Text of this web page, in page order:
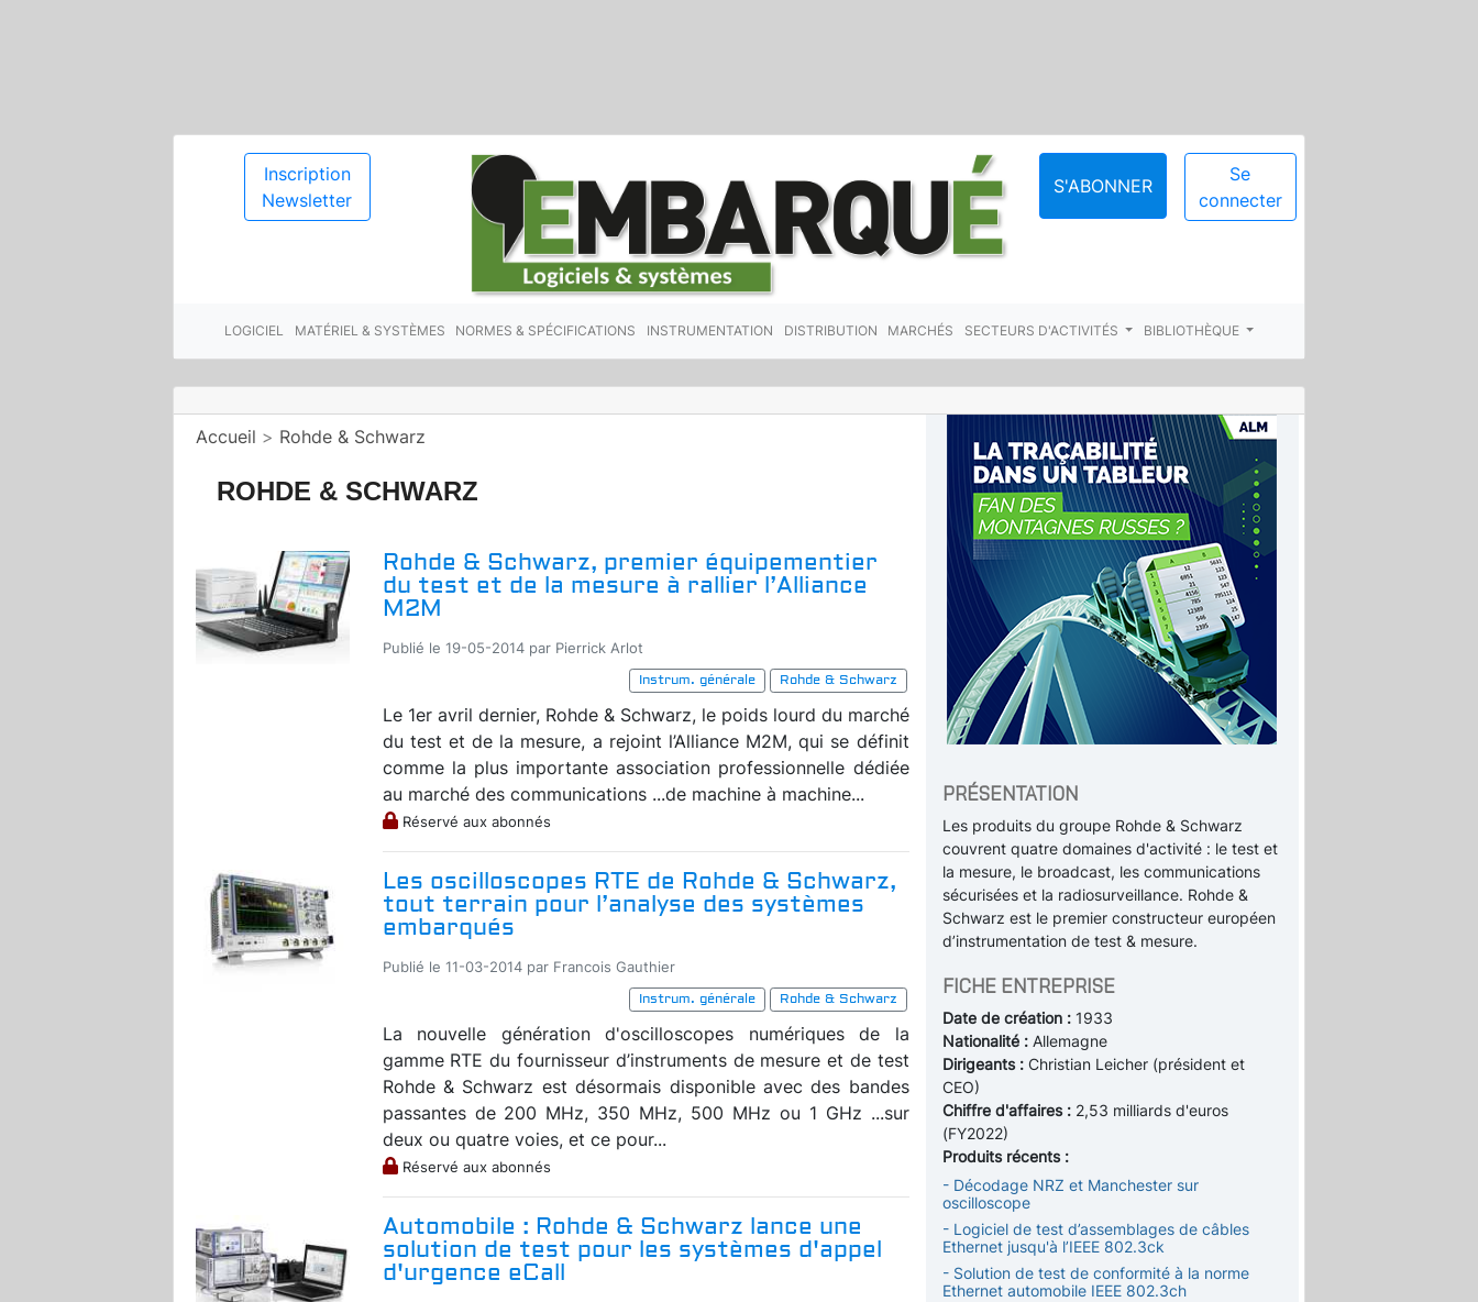
Inscription
Newsletter
S'ABONNER
Se
connecter
LOGICIEL MATÉRIEL & SYSTÈMES NORMES & SPÉCIFICATIONS INSTRUMENTATION DISTRIBUTION MARCHÉS SECTEURS D'ACTIVITÉS BIBLIOTHÈQUE
Accueil > Rohde & Schwarz
ROHDE & SCHWARZ
Rohde & Schwarz, premier équipementier
du test et de la mesure à rallier l’Alliance
M2M
Publié le 19-05-2014 par Pierrick Arlot
Instrum. générale
Rohde & Schwarz
Le 1er avril dernier, Rohde & Schwarz, le poids lourd du marché
du test et de la mesure, a rejoint l’Alliance M2M, qui se définit
comme la plus importante association professionnelle dédiée
au marché des communications ...de machine à machine...
Réservé aux abonnés
Les oscilloscopes RTE de Rohde & Schwarz,
tout terrain pour l’analyse des systèmes
embarqués
Publié le 11-03-2014 par Francois Gauthier
Instrum. générale
Rohde & Schwarz
La nouvelle génération d'oscilloscopes numériques de la
gamme RTE du fournisseur d’instruments de mesure et de test
Rohde & Schwarz est désormais disponible avec des bandes
passantes de 200 MHz, 350 MHz, 500 MHz ou 1 GHz ...sur
deux ou quatre voies, et ce pour...
Réservé aux abonnés
Automobile : Rohde & Schwarz lance une
solution de test pour les systèmes d'appel
d'urgence eCall
PRÉSENTATION
Les produits du groupe Rohde & Schwarz
couvrent quatre domaines d'activité : le test et
la mesure, le broadcast, les communications
sécurisées et la radiosurveillance. Rohde &
Schwarz est le premier constructeur européen
d’instrumentation de test & mesure.
FICHE ENTREPRISE
Date de création : 1933
Nationalité : Allemagne
Dirigeants : Christian Leicher (président et
CEO)
Chiffre d'affaires : 2,53 milliards d'euros
(FY2022)
Produits récents :
- Décodage NRZ et Manchester sur
oscilloscope
- Logiciel de test d’assemblages de câbles
Ethernet jusqu'à l’IEEE 802.3ck
- Solution de test de conformité à la norme
Ethernet automobile IEEE 802.3ch